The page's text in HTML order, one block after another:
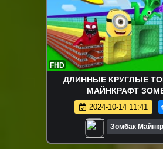
FHD
ДЛИННЫЕ КРУГЛЫЕ
МАЙНКРАФТ
2024-10-14 11:41
Зомбак